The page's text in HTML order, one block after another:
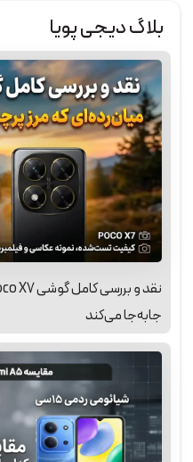
بلاگ دیجی پویا
جابه‌جا می‌کند